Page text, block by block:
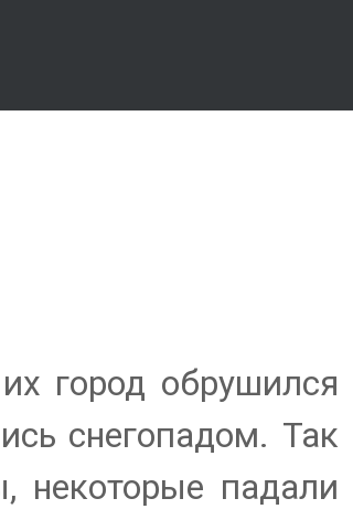
город обрушился
снегопадом. Так
некоторые падали